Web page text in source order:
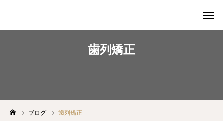
歯列矯正
ブログ 歯列矯正
ホーム